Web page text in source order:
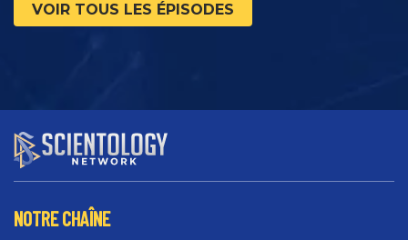
VOIR TOUS LES ÉPISODES
NOTRE CHAÎNE